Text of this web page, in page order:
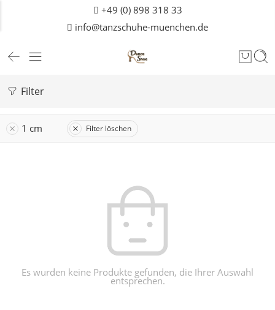
+49 (0) 898 318 33
info@tanzschuhe-muenchen.de
Filter
1 cm Filter löschen
Es wurden keine Produkte gefunden, die Ihrer Auswahl
entsprechen.